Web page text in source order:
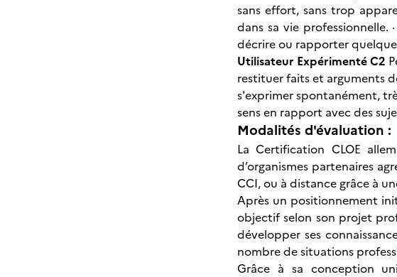
sans effort, sans trop
dans sa vie
décrire ou rapporter
Utilisateur Expérimenté C2
restituer faits et arguments
s'exprimer spontanément,
sens en rapport avec des
Modalités d'évaluation :
La Certification CLOE
d’organismes partenaires
CCI, ou à distance grâce à
Après un positionnement
objectif selon son projet
développer ses
nombre de situations
Grâce à sa conception